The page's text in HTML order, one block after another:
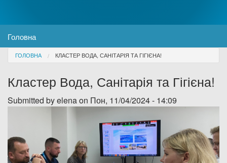
MENU
Головна
Про організацію
Доступ до публічної інформації
Дозвіл на спеціальне водокористування
You are here
ГОЛОВНА КЛАСТЕР ВОДА, САНІТАРІЯ ТА ГІГІЄНА!
Кластер Вода, Санітарія та Гігієна!
Submitted byelenaon Пон, 11/04/2024 - 14:09